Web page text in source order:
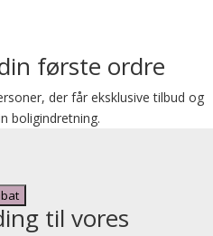
første ordre
der får eksklusive tilbud og
boligindretning.
til vores